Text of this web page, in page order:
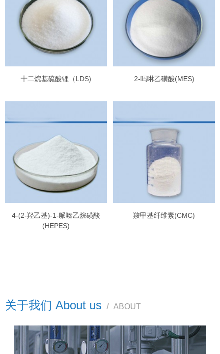
十二烷基硫酸锂（LDS) 2-吗啉乙磺酸(MES)
4-(2-羟乙基)-1-哌嗪乙烷磺酸
(HEPES)
羧甲基纤维素(CMC)
关于我们 About us / ABOUT